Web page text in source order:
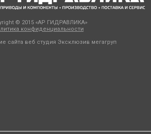
© 2015 «АР ГИДРАВЛИКА»
конфиденциальности
сайта веб студия Эксклюзив мегагруп